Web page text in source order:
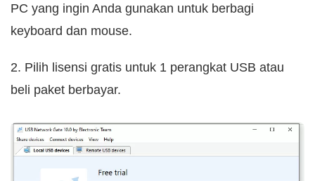
PC yang ingin Anda gunakan untuk berbagi
keyboard dan mouse.
2. Pilih lisensi gratis untuk 1 perangkat USB atau
beli paket berbayar.